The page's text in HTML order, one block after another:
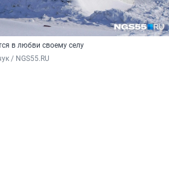
в любви своему селу
/ NGS55.RU